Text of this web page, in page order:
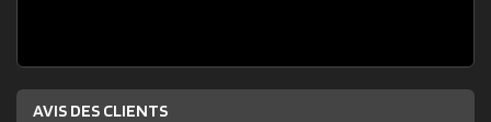
AVIS DES CLIENTS